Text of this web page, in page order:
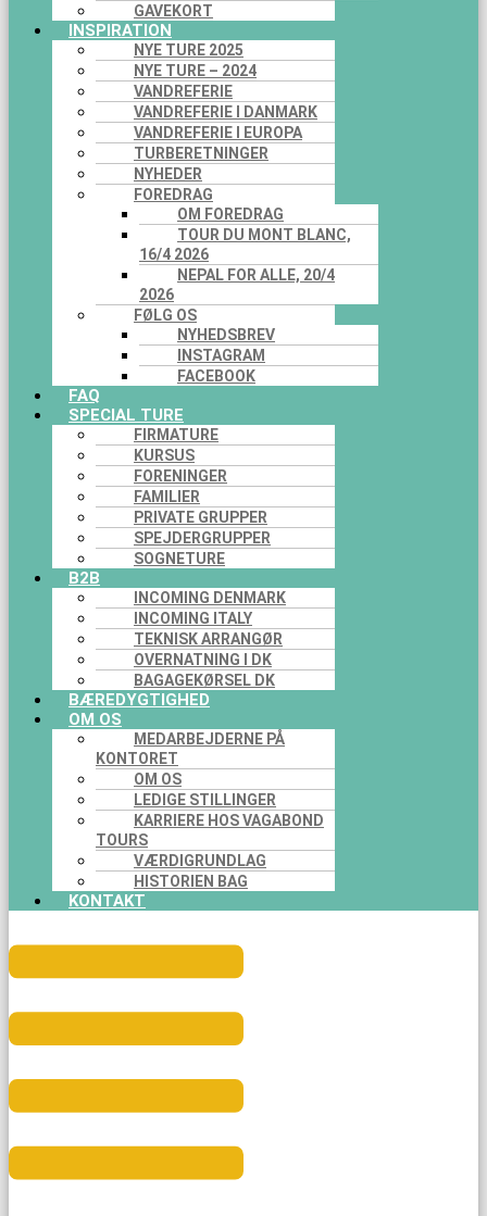
GAVEKORT
INSPIRATION
NYE TURE 2025
NYE TURE – 2024
VANDREFERIE
VANDREFERIE I DANMARK
VANDREFERIE I EUROPA
TURBERETNINGER
NYHEDER
FOREDRAG
OM FOREDRAG
TOUR DU MONT BLANC,
16/4 2026
NEPAL FOR ALLE, 20/4
2026
FØLG OS
NYHEDSBREV
INSTAGRAM
FACEBOOK
FAQ
SPECIAL TURE
FIRMATURE
KURSUS
FORENINGER
FAMILIER
PRIVATE GRUPPER
SPEJDERGRUPPER
SOGNETURE
B2B
INCOMING DENMARK
INCOMING ITALY
TEKNISK ARRANGØR
OVERNATNING I DK
BAGAGEKØRSEL DK
BÆREDYGTIGHED
OM OS
MEDARBEJDERNE PÅ
KONTORET
OM OS
LEDIGE STILLINGER
KARRIERE HOS VAGABOND
TOURS
VÆRDIGRUNDLAG
HISTORIEN BAG
KONTAKT